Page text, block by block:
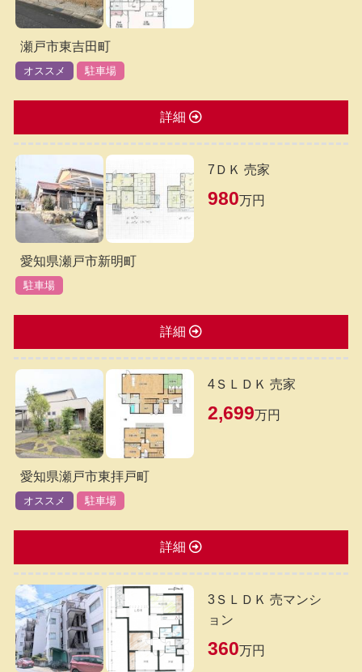
瀬戸市東吉田町
オススメ 駐車場
詳細
7ＤＫ 売家
980万円
愛知県瀬戸市新明町
駐車場
詳細
4ＳＬＤＫ 売家
2,699万円
愛知県瀬戸市東拝戸町
オススメ 駐車場
詳細
3ＳＬＤＫ 売マンシ
ョン
360万円